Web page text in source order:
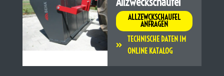
ALLZEWCKSCHAUFEL
ANFRAGEN
TECHNISCHE DATEN IM
ONLINE KATALOG